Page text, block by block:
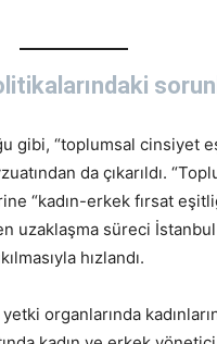
gibi, “toplumsal cinsiyet
da çıkarıldı.
“kadın-erkek fırsat
uzaklaşma süreci İstanbul
hızlandı.
organlarında